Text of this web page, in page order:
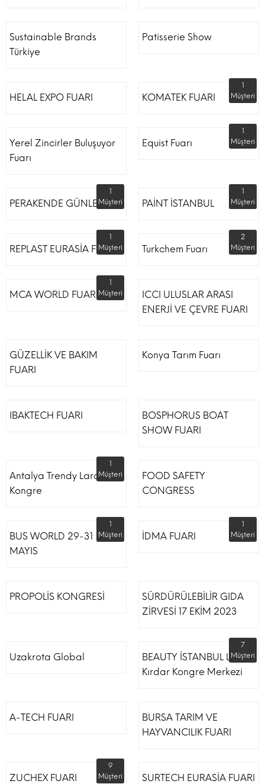
Sustainable Brands
Türkiye
Patisserie Show
HELAL EXPO FUARI KOMATEK FUARI
1
Müşteri
Yerel Zincirler Buluşuyor
Fuarı
Equist Fuarı
1
Müşteri
PERAKENDE GÜNLERİ
1
Müşteri
PAİNT İSTANBUL
1
Müşteri
REPLAST EURASİA FUARI
1
Müşteri
Turkchem Fuarı
2
Müşteri
MCA WORLD FUARI
1
Müşteri
ICCI ULUSLAR ARASI
ENERJİ VE ÇEVRE FUARI
GÜZELLİK VE BAKIM
FUARI
Konya Tarım Fuarı
IBAKTECH FUARI
BOSPHORUS BOAT
SHOW FUARI
Antalya Trendy Lara Otel
Kongre
1
Müşteri
FOOD SAFETY
CONGRESS
BUS WORLD 29-31
MAYIS
1
Müşteri
İDMA FUARI
1
Müşteri
PROPOLİS KONGRESİ
SÜRDÜRÜLEBİLİR GIDA
ZİRVESİ 17 EKİM 2023
Uzakrota Global
BEAUTY İSTANBUL Lütfi
Kırdar Kongre Merkezi
7
Müşteri
A-TECH FUARI
BURSA TARIM VE
HAYVANCILIK FUARI
ZUCHEX FUARI
9
Müşteri
SURTECH EURASİA FUARI